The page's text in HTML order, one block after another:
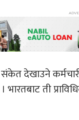
देखाउने
भारतबाट ती